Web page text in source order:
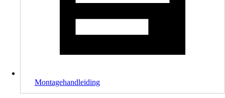
Montagehandleiding